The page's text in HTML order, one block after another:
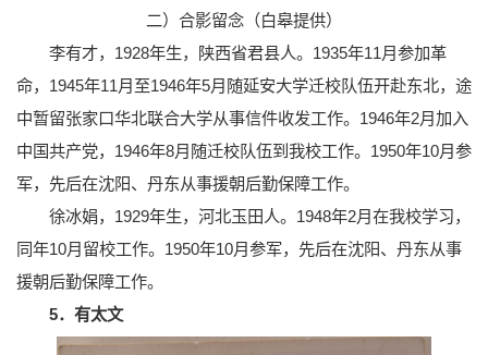
二）合影留念（白皋提供）
李有才，1928年生，陕西省君县人。1935年11月参加革
命，1945年11月至1946年5月随延安大学迁校队伍开赴东北，途
中暂留张家口华北联合大学从事信件收发工作。1946年2月加入
中国共产党，1946年8月随迁校队伍到我校工作。1950年10月参
军，先后在沈阳、丹东从事援朝后勤保障工作。
徐冰娟，1929年生，河北玉田人。1948年2月在我校学习，
同年10月留校工作。1950年10月参军，先后在沈阳、丹东从事
援朝后勤保障工作。
5．有太文